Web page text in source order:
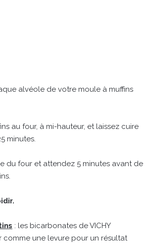
alvéole de votre moule à muffins
au four, à mi-hauteur, et laissez cuire
minutes.
du four et attendez 5 minutes avant de
: les bicarbonates de VICHY
comme une levure pour un résultat